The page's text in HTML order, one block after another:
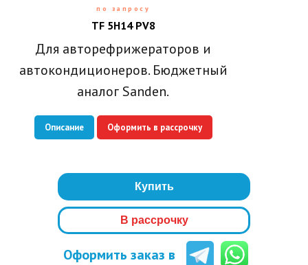
по запросу
TF 5H14 PV8
Для авторефрижераторов и
автокондиционеров. Бюджетный
аналог Sanden.
Описание Оформить в рассрочку
Купить
В рассрочку
Оформить заказ в